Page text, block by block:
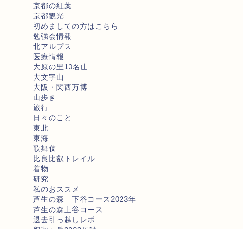
京都の紅葉
京都観光
初めましての方はこちら
勉強会情報
北アルプス
医療情報
大原の里10名山
大文字山
大阪・関西万博
山歩き
旅行
日々のこと
東北
東海
歌舞伎
比良比叡トレイル
着物
研究
私のおススメ
芦生の森 下谷コース2023年
芦生の森上谷コース
退去引っ越しレポ